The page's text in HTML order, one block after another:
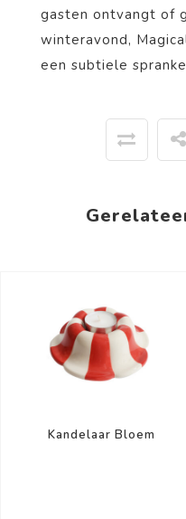
gasten ontvangt of
winteravond,
een subtiele
Kandelaar Bloem